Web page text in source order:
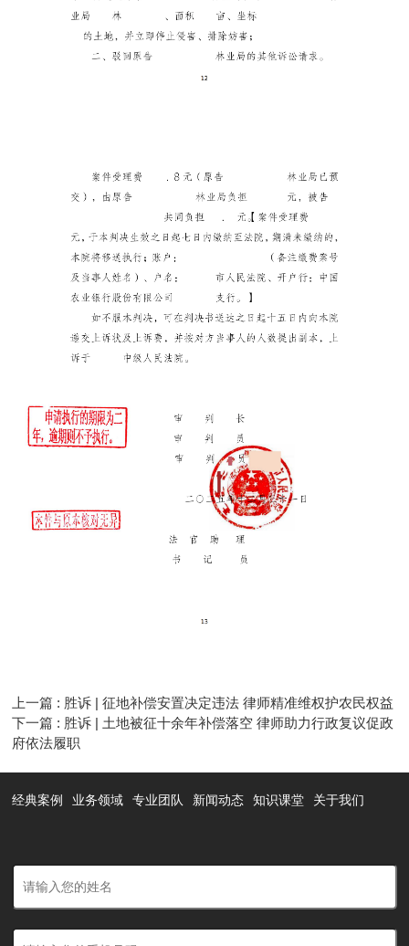
上一篇 : 胜诉 | 征地补偿安置决定违法 律师精准维权护农民权益
下一篇 : 胜诉 | 土地被征十余年补偿落空 律师助力行政复议促政
府依法履职
经典案例 业务领域 专业团队 新闻动态 知识课堂 关于我们